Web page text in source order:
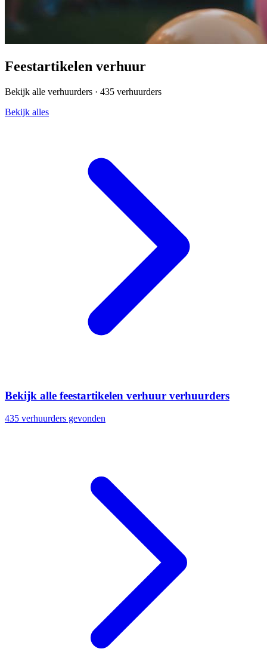
Feestartikelen verhuur
Bekijk alle verhuurders · 435 verhuurders
Bekijk alles
Bekijk alle feestartikelen verhuur verhuurders
435 verhuurders gevonden